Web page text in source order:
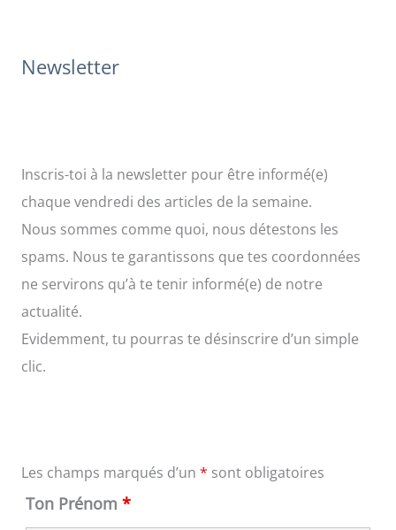
Newsletter
Inscris-toi à la newsletter pour être informé(e)
chaque vendredi des articles de la semaine.
Nous sommes comme quoi, nous détestons les
spams. Nous te garantissons que tes coordonnées
ne servirons qu’à te tenir informé(e) de notre
actualité.
Evidemment, tu pourras te désinscrire d’un simple
clic.
Les champs marqués d’un * sont obligatoires
Ton Prénom *